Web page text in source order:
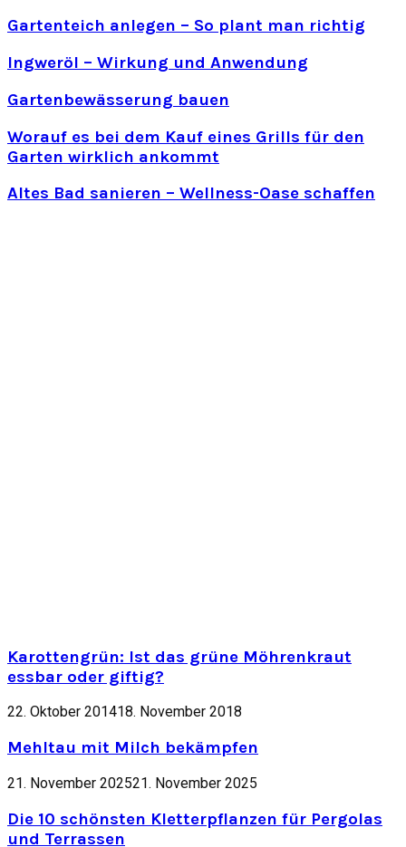
Gartenteich anlegen – So plant man richtig
Ingweröl – Wirkung und Anwendung
Gartenbewässerung bauen
Worauf es bei dem Kauf eines Grills für den
Garten wirklich ankommt
Altes Bad sanieren – Wellness-Oase schaffen
Karottengrün: Ist das grüne Möhrenkraut
essbar oder giftig?
22. Oktober 201418. November 2018
Mehltau mit Milch bekämpfen
21. November 202521. November 2025
Die 10 schönsten Kletterpflanzen für Pergolas
und Terrassen